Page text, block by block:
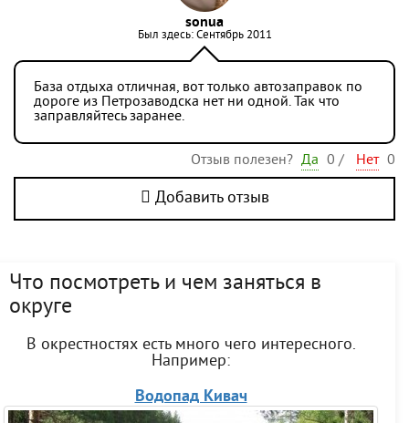
sonua
Был здесь: Сентябрь 2011
База отдыха отличная, вот только автозаправок по
дороге из Петрозаводска нет ни одной. Так что
заправляйтесь заранее.
Отзыв полезен? Да 0 / Нет 0
Добавить отзыв
Что посмотреть и чем заняться в
округе
В окрестностях есть много чего интересного.
Например:
Водопад Кивач